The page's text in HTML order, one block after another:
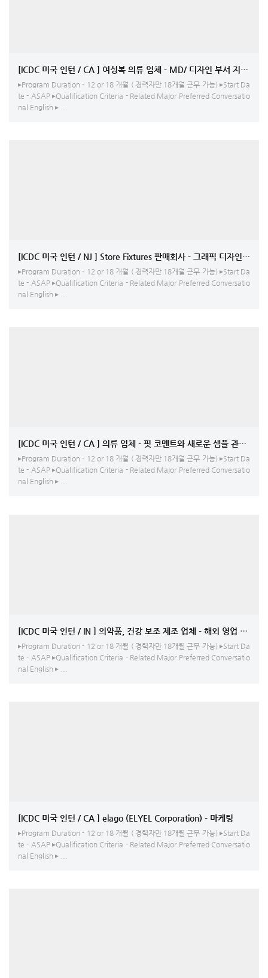
[ICDC 미국 인턴 / CA ] 여성복 의류 업체 - MD/ 디자인 부서 지원자
▸Program Duration - 12 or 18 개월 ( 경력자만 18개월 근무 가능) ▸Start Da
te - ASAP ▸Qualification Criteria - Related Major Preferred Conversatio
nal English ▸ ...
[ICDC 미국 인턴 / NJ ] Store Fixtures 판매회사 - 그래픽 디자인 – 일
▸Program Duration - 12 or 18 개월 ( 경력자만 18개월 근무 가능) ▸Start Da
te - ASAP ▸Qualification Criteria - Related Major Preferred Conversatio
nal English ▸ ...
[ICDC 미국 인턴 / CA ] 의류 업체 - 핏 코멘트와 새로운 샘플 관련 업
▸Program Duration - 12 or 18 개월 ( 경력자만 18개월 근무 가능) ▸Start Da
te - ASAP ▸Qualification Criteria - Related Major Preferred Conversatio
nal English ▸ ...
[ICDC 미국 인턴 / IN ] 의약품, 건강 보조 제조 업체 - 해외 영업 -
▸Program Duration - 12 or 18 개월 ( 경력자만 18개월 근무 가능) ▸Start Da
te - ASAP ▸Qualification Criteria - Related Major Preferred Conversatio
nal English ▸ ...
[ICDC 미국 인턴 / CA ] elago (ELYEL Corporation) - 마케팅
▸Program Duration - 12 or 18 개월 ( 경력자만 18개월 근무 가능) ▸Start Da
te - ASAP ▸Qualification Criteria - Related Major Preferred Conversatio
nal English ▸ ...